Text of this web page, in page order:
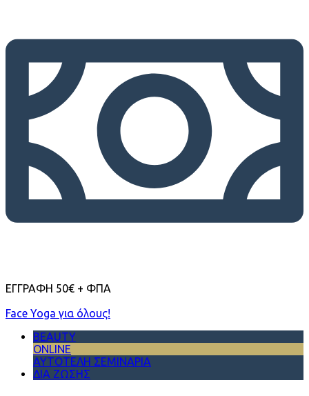
ΕΓΓΡΑΦΗ 50€ + ΦΠΑ
Face Yoga για όλους!
BEAUTY
ONLINE
ΑΥΤΟΤΕΛΗ ΣΕΜΙΝΑΡΙΑ
ΔΙΑ ΖΩΣΗΣ